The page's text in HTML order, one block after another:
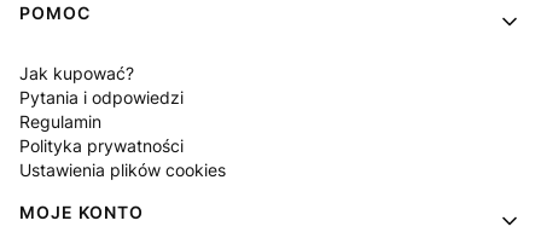
POMOC
Jak kupować?
Pytania i odpowiedzi
Regulamin
Polityka prywatności
Ustawienia plików cookies
MOJE KONTO